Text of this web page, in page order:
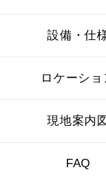
設備・仕
ロケーショ
現地案内図
FAQ